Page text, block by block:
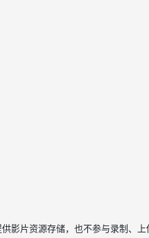
影片资源存储，也不参与录制、上